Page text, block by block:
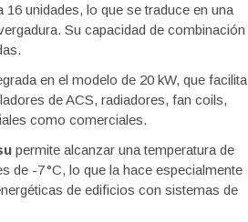
unidades, lo que se traduce en una
Su capacidad de combinación
en el modelo de 20 kW, que facilita
de ACS, radiadores, fan coils,
como comerciales.
permite alcanzar una temperatura de
de -7 °C, lo que la hace especialmente
de edificios con sistemas de